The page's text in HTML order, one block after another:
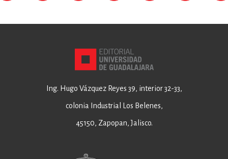
Ing. Hugo Vázquez Reyes 39, interior 32-33,
colonia Industrial Los Belenes,
45150, Zapopan, Jalisco.